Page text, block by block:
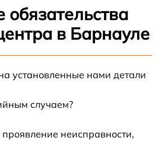
обязательства
в Барнауле
установленные нами детали
случаем?
неисправности,